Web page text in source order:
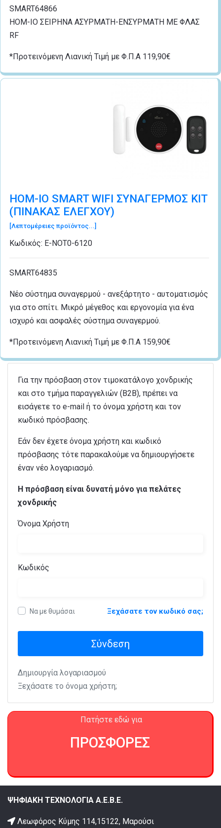
SMART64866
HOM-IO ΣΕΙΡΗΝΑ ΑΣΥΡΜΑΤΗ-ΕΝΣΥΡΜΑΤΗ ΜΕ ΦΛΑΣ
RF
*Προτεινόμενη Λιανική Τιμή με Φ.Π.Α 119,90€
HOM-IO SMART WIFI ΣΥΝΑΓΕΡΜΟΣ ΚΙΤ
(ΠΙΝΑΚΑΣ ΕΛΕΓΧΟΥ)
[Λεπτομέρειες προϊόντος...]
Κωδικός: Ε-ΝΟΤ0-6120
SMART64835
Νέο σύστημα συναγερμού - ανεξάρτητο - αυτοματισμός
για στο σπίτι. Μικρό μέγεθος και εργονομία για ένα
ισχυρό και ασφαλές σύστημα συναγερμού.
*Προτεινόμενη Λιανική Τιμή με Φ.Π.Α 159,90€
Για την πρόσβαση στον τιμοκατάλογο χονδρικής
και στο τμήμα παραγγελιών (B2B), πρέπει να
εισάγετε το e-mail ή το όνομα χρήστη και τον
κωδικό πρόσβασης.
Εάν δεν έχετε όνομα χρήστη και κωδικό
πρόσβασης τότε παρακαλούμε να δημιουργήσετε
έναν νέο λογαριασμό.
Η πρόσβαση είναι δυνατή μόνο για πελάτες
χονδρικής
Όνομα Χρήστη
Κωδικός
Να με θυμάσαι Ξεχάσατε τον κωδικό σας;
Σύνδεση
Δημιουργία λογαριασμού
Ξεχάσατε το όνομα χρήστη;
Πατήστε εδώ για
ΠΡΟΣΦΟΡΕΣ
ΨΗΦΙΑΚΗ ΤΕΧΝΟΛΟΓΙΑ Α.Ε.Β.Ε.
Λεωφόρος Κύμης 114,15122, Μαρούσι